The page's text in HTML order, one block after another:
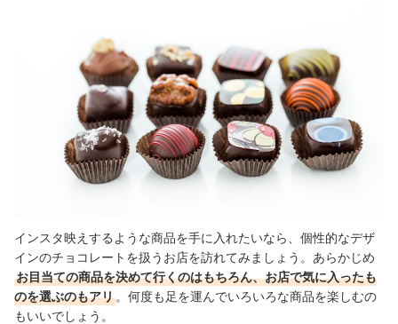
インスタ映えするような商品を手に入れたいなら、個性的なデザ
インのチョコレートを扱うお店を訪れてみましょう。あらかじめ
お目当ての商品を決めて行くのはもちろん、お店で気に入ったも
のを選ぶのもアリ 。何度も足を運んでいろいろな商品を楽しむの
もいいでしょう。